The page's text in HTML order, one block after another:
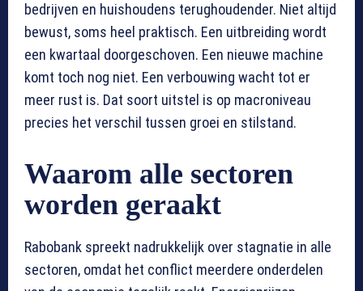
bedrijven en huishoudens terughoudender. Niet altijd
bewust, soms heel praktisch. Een uitbreiding wordt
een kwartaal doorgeschoven. Een nieuwe machine
komt toch nog niet. Een verbouwing wacht tot er
meer rust is. Dat soort uitstel is op macroniveau
precies het verschil tussen groei en stilstand.
Waarom alle sectoren
worden geraakt
Rabobank spreekt nadrukkelijk over stagnatie in alle
sectoren, omdat het conflict meerdere onderdelen